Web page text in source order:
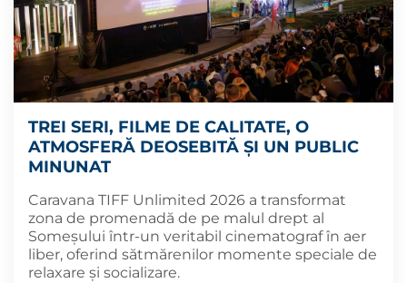
TREI SERI, FILME DE CALITATE, O
ATMOSFERĂ DEOSEBITĂ ȘI UN PUBLIC
MINUNAT
Caravana TIFF Unlimited 2026 a transformat
zona de promenadă de pe malul drept al
Someșului într-un veritabil cinematograf în aer
liber, oferind sătmărenilor momente speciale de
relaxare și socializare.